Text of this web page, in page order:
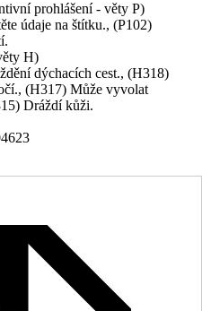
prohlášení - věty P)
údaje na štítku., (P102)
H)
dýchacích cest., (H318)
(H317) Může vyvolat
Dráždí kůži.